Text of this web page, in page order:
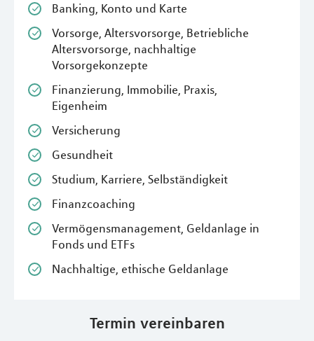
Banking, Konto und Karte
Vorsorge, Altersvorsorge, Betriebliche
Altersvorsorge, nachhaltige
Vorsorgekonzepte
Finanzierung, Immobilie, Praxis,
Eigenheim
Versicherung
Gesundheit
Studium, Karriere, Selbständigkeit
Finanzcoaching
Vermögensmanagement, Geldanlage in
Fonds und ETFs
Nachhaltige, ethische Geldanlage
Termin vereinbaren